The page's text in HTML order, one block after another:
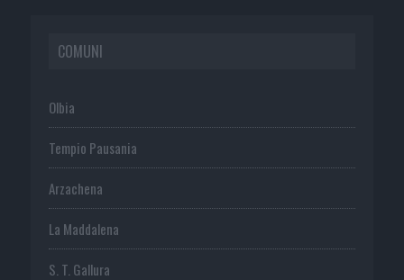
COMUNI
Olbia
Tempio Pausania
Arzachena
La Maddalena
S. T. Gallura